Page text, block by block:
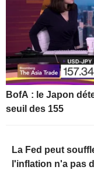
BofA : le Japon
seuil des 155
La Fed peut
l'inflation n'a pas